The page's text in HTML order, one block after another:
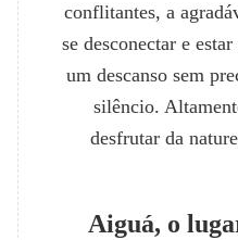
conflitantes, a
se desconectar e
um descanso sem
silêncio.
desfrutar da
Aiguá, o